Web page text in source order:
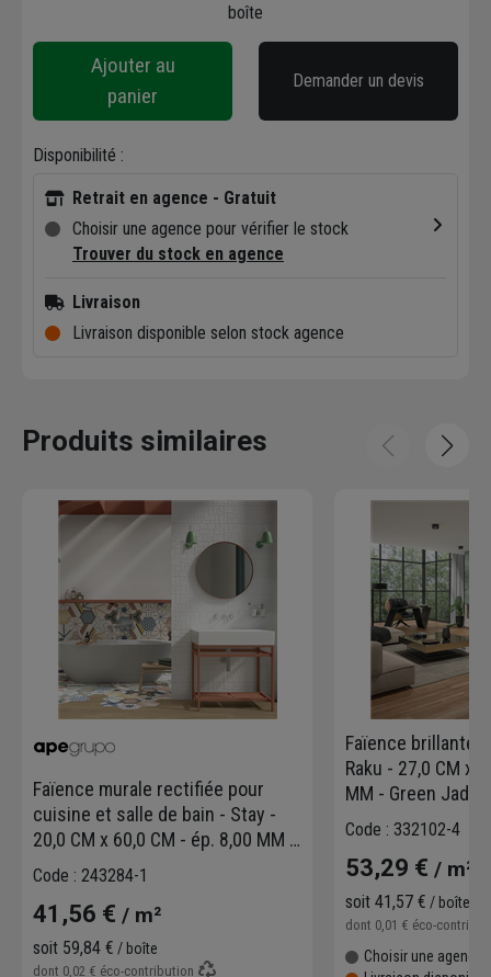
boîte
Ajouter au
panier
Demander un devis
Disponibilité :
Retrait en agence - Gratuit
Choisir une agence pour vérifier le stock
Trouver du stock en agence
Livraison
Livraison disponible selon stock agence
Produits similaires
Faïence murale rectifiée pour
cuisine et salle de bain - Stay -
20,0 CM x 60,0 CM - ép. 8,00 MM -
décor Juk Blanc
Code : 243284-1
41,56 € / m²
soit 59,84 € / boîte
dont 0,02 € éco-contribution
Faïence brillante
Raku - 27,0 CM x
MM - Green Jade
Code : 332102-4
53,29 € / m²
soit41,57 € / boîte
dont 0,01 € éco-
Choisir une agence